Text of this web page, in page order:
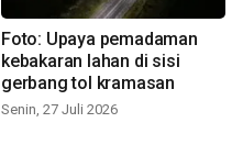
Foto: Upaya pemadaman
kebakaran lahan di sisi
gerbang tol kramasan
Senin, 27 Juli 2026